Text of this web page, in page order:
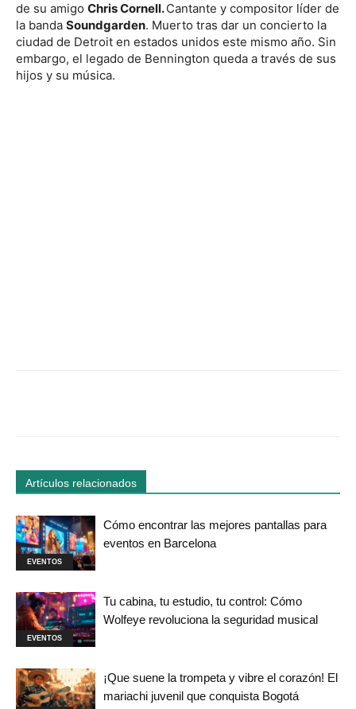
de su amigo Chris Cornell.Cantante y compositor líder de
la banda Soundgarden. Muerto tras dar un concierto la
ciudad de Detroit en estados unidos este mismo año. Sin
embargo, el legado de Bennington queda a través de sus
hijos y su música.
Artículos relacionados
EVENTOS
Cómo encontrar las mejores pantallas para
eventos en Barcelona
EVENTOS
Tu cabina, tu estudio, tu control: Cómo
Wolfeye revoluciona la seguridad musical
¡Que suene la trompeta y vibre el corazón! El
mariachi juvenil que conquista Bogotá